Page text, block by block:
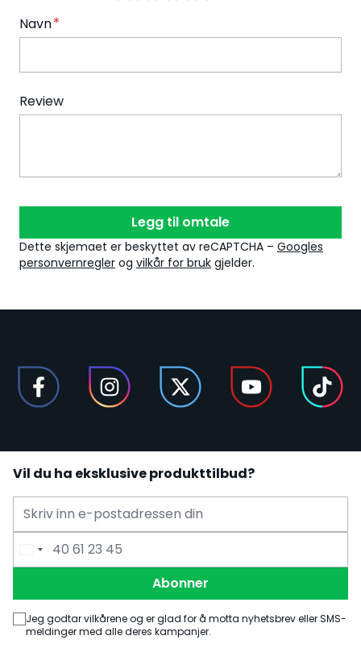
Navn
Review
Legg til omtale
Dette skjemaet er beskyttet av reCAPTCHA – Googles
personvernregler og vilkår for bruk gjelder.
Vil du ha eksklusive produkttilbud?
E-mailadress
Telefonnummer
Abonner
Jeg godtar vilkårene og er glad for å motta nyhetsbrev eller SMS-
meldinger med alle deres kampanjer.